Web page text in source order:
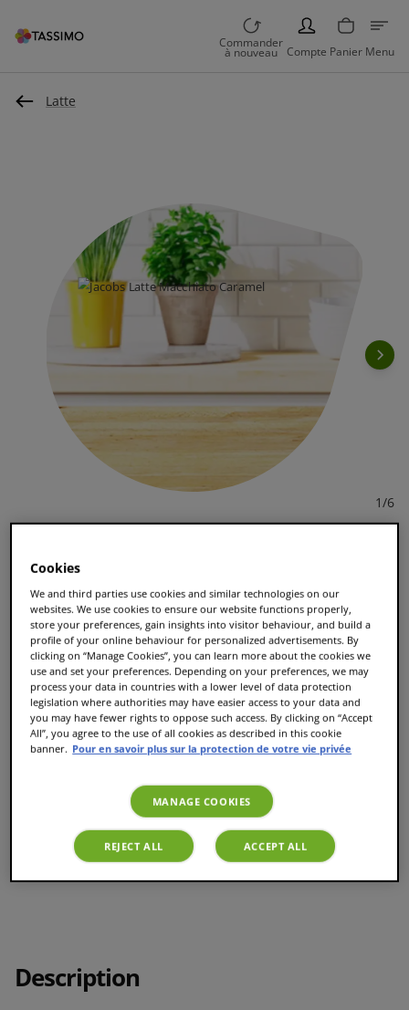
Commander
à nouveau
PERSON
Compte Panier Menu
Latte
1/6
8.90 CHF Bientôt de retour en stock
M'informer
XL Taille de la tasse
8 Servings
Description
Cookies
We and third parties use cookies and similar technologies on our
websites. We use cookies to ensure our website functions properly,
store your preferences, gain insights into visitor behaviour, and build a
profile of your online behaviour for personalized advertisements. By
clicking on “Manage Cookies”, you can learn more about the cookies we
use and set your preferences. Depending on your preferences, we may
process your data in countries with a lower level of data protection
legislation where authorities may have easier access to your data and
you may have fewer rights to oppose such access. By clicking on “Accept
All”, you agree to the use of all cookies as described in this cookie
banner. Pour en savoir plus sur la protection de votre vie privée
MANAGE COOKIES
REJECT ALL ACCEPT ALL